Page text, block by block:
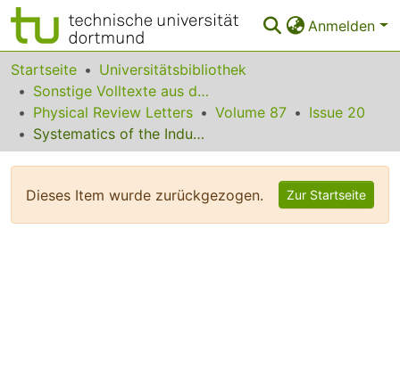
Anmelden
Bereiche & Sammlungen
Das gesamte Repositorium
Statistiken
Startseite
Universitätsbibliothek
Sonstige Volltexte aus dem Bibliotheksangebot
Physical Review Letters
Volume 87
Issue 20
Systematics of the Induced Magnetic Moments in 5d Layers and the Violation of the Third Hund's Rule
Dieses Item wurde zurückgezogen. Zur Startseite